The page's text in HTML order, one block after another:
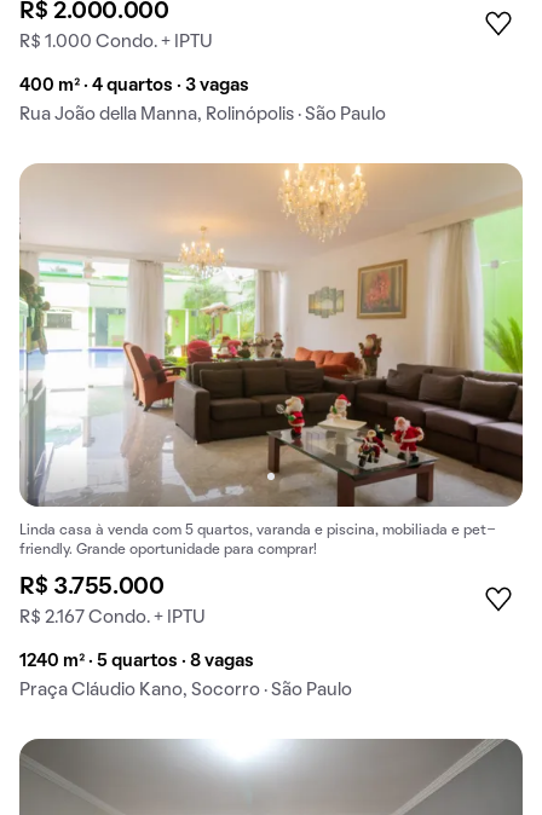
R$ 2.000.000
R$ 1.000 Condo. + IPTU
400 m² · 4 quartos · 3 vagas
Rua João della Manna, Rolinópolis · São Paulo
Linda casa à venda com 5 quartos, varanda e piscina, mobiliada e pet-
friendly. Grande oportunidade para comprar!
R$ 3.755.000
R$ 2.167 Condo. + IPTU
1240 m² · 5 quartos · 8 vagas
Praça Cláudio Kano, Socorro · São Paulo